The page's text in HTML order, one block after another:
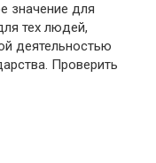
значение для
тех людей,
деятельностью
Проверить